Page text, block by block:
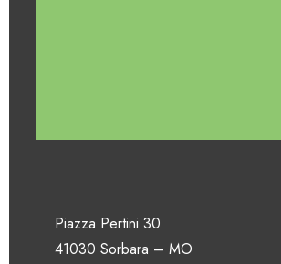
Piazza Pertini 30
41030 Sorbara – MO